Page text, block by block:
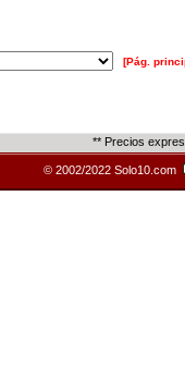
[Pág.
** Precios
© 2002/2022 Solo10.com